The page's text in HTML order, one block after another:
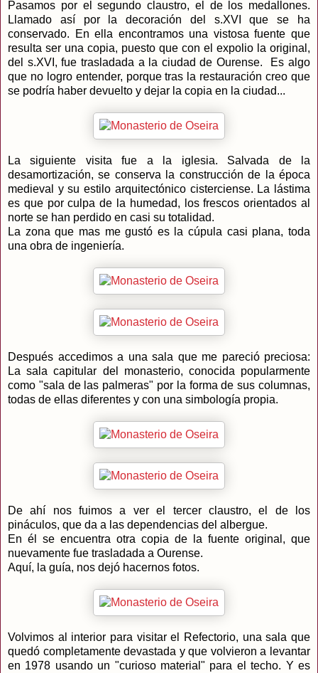
Pasamos por el segundo claustro, el de los medallones.
Llamado así por la decoración del s.XVI que se ha
conservado. En ella encontramos una vistosa fuente que
resulta ser una copia, puesto que con el expolio la original,
del s.XVI, fue trasladada a la ciudad de Ourense. Es algo
que no logro entender, porque tras la restauración creo que
se podría haber devuelto y dejar la copia en la ciudad...
La siguiente visita fue a la iglesia. Salvada de la
desamortización, se conserva la construcción de la época
medieval y su estilo arquitectónico cisterciense. La lástima
es que por culpa de la humedad, los frescos orientados al
norte se han perdido en casi su totalidad.
La zona que mas me gustó es la cúpula casi plana, toda
una obra de ingeniería.
Después accedimos a una sala que me pareció preciosa:
La sala capitular del monasterio, conocida popularmente
como "sala de las palmeras" por la forma de sus columnas,
todas de ellas diferentes y con una simbología propia.
De ahí nos fuimos a ver el tercer claustro, el de los
pináculos, que da a las dependencias del albergue.
En él se encuentra otra copia de la fuente original, que
nuevamente fue trasladada a Ourense.
Aquí, la guía, nos dejó hacernos fotos.
Volvimos al interior para visitar el Refectorio, una sala que
quedó completamente devastada y que volvieron a levantar
en 1978 usando un "curioso material" para el techo. Y es